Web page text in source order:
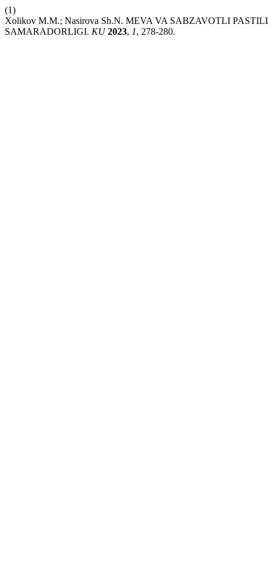
(1)
Xolikov M.M.; Nasirova Sh.N. MEVA VA SABZAVOTLI
SAMARADORLIGI. KU 2023, 1, 278-280.